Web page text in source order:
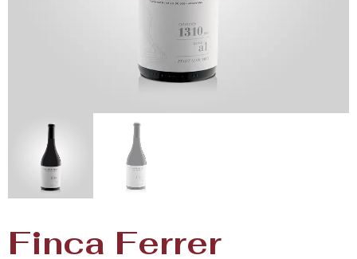
Finca Ferrer